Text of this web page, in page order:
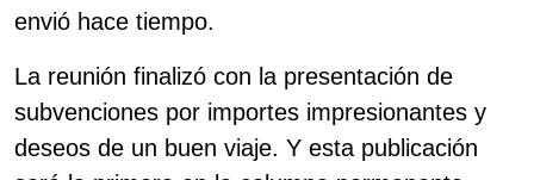
envió hace tiempo.
La reunión finalizó con la presentación de
subvenciones por importes impresionantes y
deseos de un buen viaje. Y esta publicación